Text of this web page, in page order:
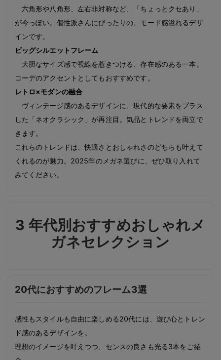
六角形や八角形、左右非対称など、「ちょっとクセあり」
が今っぽい。個性派さんにぴったりの、モード感溢れるデザ
インです。
ビッグシルエットフレーム
大胆なサイズ感で視線を惹きつける、存在感のある一本。
コーデのアクセントとしてもおすすめです。
レトロ×モダンの融合
ヴィンテージ感のあるデザインに、現代的な要素をプラス
した「ネオクラシック」が再注目。気品とトレンドを両立で
きます。
これらのトレンドは、快適さとおしゃれさのどちらも叶えて
くれるのが魅力。2025年のメガネ選びに、ぜひ取り入れて
みてください。
3 年代別おすすめおしゃれメ
ガネセレクション
20代におすすめのフレーム3選
感性もスタイルも自由に楽しめる20代には、遊び心とトレン
ド感のあるデザインを。
理想のイメージを叶えつつ、センスの良さも光る3本をご紹